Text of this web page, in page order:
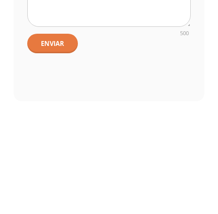
500
ENVIAR